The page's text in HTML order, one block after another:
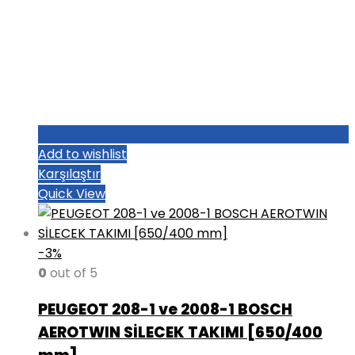
Add to wishlist
Karşılaştır
Quick View
-3%
0 out of 5
PEUGEOT 208-1 ve 2008-1 BOSCH
AEROTWIN SİLECEK TAKIMI [650/400